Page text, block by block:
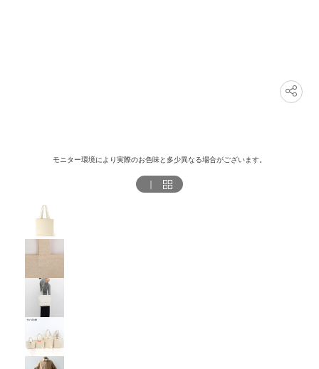
モニター環境により実際のお色味と多少異なる場合がございます。
｜